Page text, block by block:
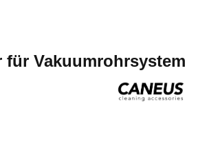
für Vakuumrohrsystem